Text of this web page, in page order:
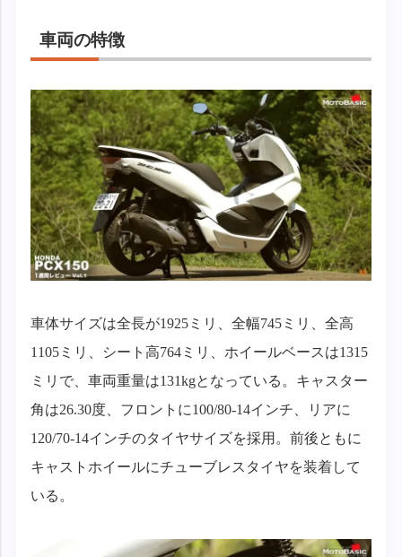
車両の特徴
車体サイズは全長が1925ミリ、全幅745ミリ、全高
1105ミリ、シート高764ミリ、ホイールベースは1315
ミリで、車両重量は131kgとなっている。キャスター
角は26.30度、フロントに100/80-14インチ、リアに
120/70-14インチのタイヤサイズを採用。前後ともに
キャストホイールにチューブレスタイヤを装着して
いる。